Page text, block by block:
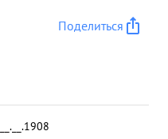
Поделиться
__.__.1908